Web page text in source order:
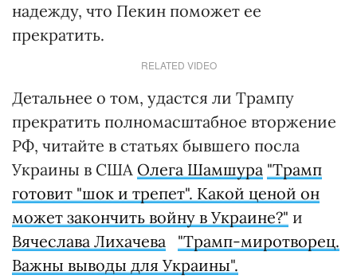
надежду, что Пекин поможет ее
прекратить.
RELATED VIDEO
Детальнее о том, удастся ли Трампу
прекратить полномасштабное вторжение
РФ, читайте в статьях бывшего посла
Украины в США Олега Шамшура "Трамп
готовит "шок и трепет". Какой ценой он
может закончить войну в Украине?" и
Вячеслава Лихачева
"Трамп-миротворец.
Важны выводы для Украины".